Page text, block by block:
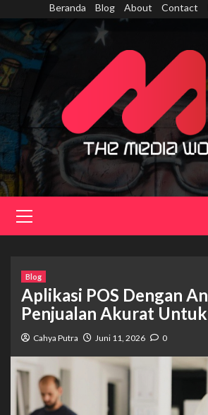
content
Beranda Blog About Contact
Menu
Blog
Aplikasi POS Dengan
Penjualan Akurat
Cahya Putra Juni 11, 2026 0